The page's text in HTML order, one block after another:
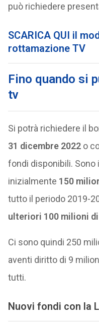
può richiedere
SCARICA QUI il
rottamazione TV
Fino quando si
tv
Si potrà richiedere il
31 dicembre 2022o
fondi disponibili.
inizialmente 150
tutto il periodo 2019-
ulteriori 100 milioni
Ci sono quindi 250
aventi diritto di 9
tutti.
Nuovi fondi con la